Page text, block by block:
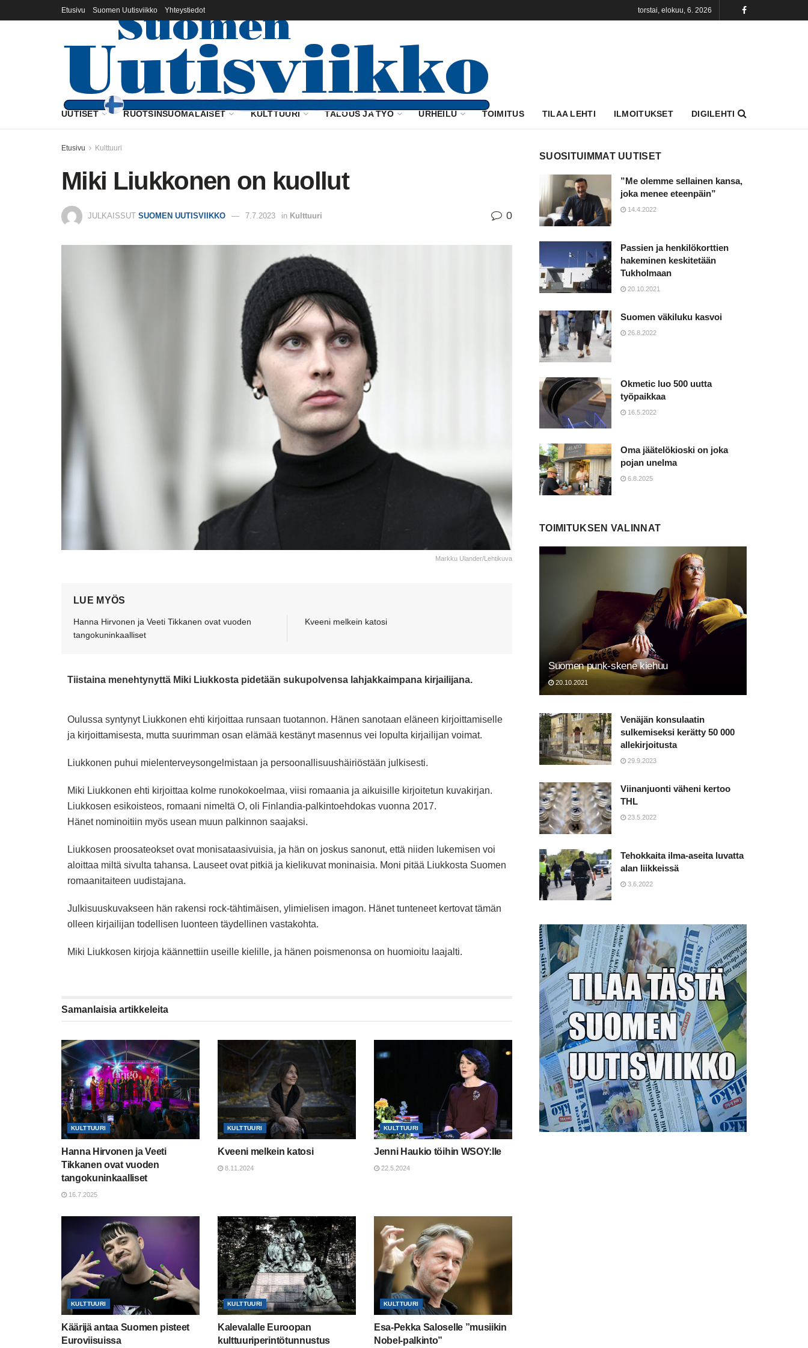
Etusivu Suomen Uutisviikko Yhteystiedot torstai, elokuu, 6. 2026
UUTISET RUOTSINSUOMALAISET KULTTUURI TALOUS JA TYÖ URHEILU TOIMITUS TILAA LEHTI ILMOITUKSET DIGILEHTI
Etusivu Kulttuuri
Miki Liukkonen on kuollut
JULKAISSUT SUOMEN UUTISVIIKKO 7.7.2023 in Kulttuuri 0
Markku Ulander/Lehtikuva
LUE MYÖS
Hanna Hirvonen ja Veeti Tikkanen ovat vuoden
tangokuninkaalliset
Kveeni melkein katosi
Tiistaina menehtynyttä Miki Liukkosta pidetään sukupolvensa lahjakkaimpana kirjailijana.
Oulussa syntynyt Liukkonen ehti kirjoittaa runsaan tuotannon. Hänen sanotaan eläneen kirjoittamiselle
ja kirjoittamisesta, mutta suurimman osan elämää kestänyt masennus vei lopulta kirjailijan voimat.
Liukkonen puhui mielenterveysongelmistaan ja persoonallisuushäiriöstään julkisesti.
Miki Liukkonen ehti kirjoittaa kolme runokokoelmaa, viisi romaania ja aikuisille kirjoitetun kuvakirjan.
Liukkosen esikoisteos, romaani nimeltä O, oli Finlandia-palkintoehdokas vuonna 2017.
Hänet nominoitiin myös usean muun palkinnon saajaksi.
Liukkosen proosateokset ovat monisataasivuisia, ja hän on joskus sanonut, että niiden lukemisen voi
aloittaa miltä sivulta tahansa. Lauseet ovat pitkiä ja kielikuvat moninaisia. Moni pitää Liukkosta Suomen
romaanitaiteen uudistajana.
Julkisuuskuvakseen hän rakensi rock-tähtimäisen, ylimielisen imagon. Hänet tunteneet kertovat tämän
olleen kirjailijan todellisen luonteen täydellinen vastakohta.
Miki Liukkosen kirjoja käännettiin useille kielille, ja hänen poismenonsa on huomioitu laajalti.
Samanlaisia artikkeleita
KULTTUURI
Hanna Hirvonen ja Veeti
Tikkanen ovat vuoden
tangokuninkaalliset
16.7.2025
KULTTUURI
Kveeni melkein katosi
8.11.2024
KULTTUURI
Jenni Haukio töihin WSOY:lle
22.5.2024
KULTTUURI
Käärijä antaa Suomen pisteet
Euroviisuissa
KULTTUURI
Kalevalalle Euroopan
kulttuuriperintötunnustus
KULTTUURI
Esa-Pekka Saloselle ”musiikin
Nobel-palkinto”
SUOSITUIMMAT UUTISET
”Me olemme sellainen kansa,
joka menee eteenpäin”
14.4.2022
Passien ja henkilökorttien
hakeminen keskitetään
Tukholmaan
20.10.2021
Suomen väkiluku kasvoi
26.8.2022
Okmetic luo 500 uutta
työpaikkaa
16.5.2022
Oma jäätelökioski on joka
pojan unelma
6.8.2025
TOIMITUKSEN VALINNAT
Suomen punk-skene kiehuu
20.10.2021
Venäjän konsulaatin
sulkemiseksi kerätty 50 000
allekirjoitusta
29.9.2023
Viinanjuonti väheni kertoo
THL
23.5.2022
Tehokkaita ilma-aseita luvatta
alan liikkeissä
3.6.2022